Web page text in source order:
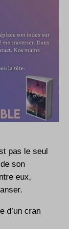
pas le seul
son
eux,
d’un cran